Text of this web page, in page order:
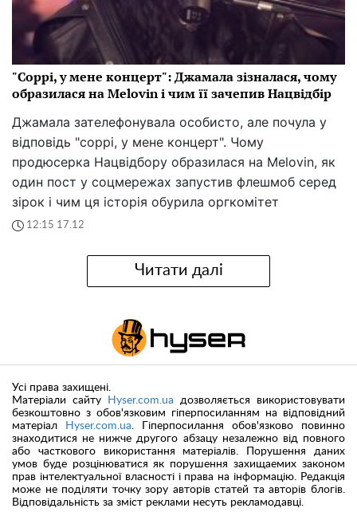
"Соррі, у мене концерт": Джамала зізналася, чому
образилася на Melovin і чим її зачепив Нацвідбір
Джамала зателефонувала особисто, але почула у
відповідь "соррі, у мене концерт". Чому
продюсерка Нацвідбору образилася на Melovin, як
один пост у соцмережах запустив флешмоб серед
зірок і чим ця історія обурила оргкомітет
12:15 17.12
Читати далі
Усі права захищені.
Матеріали сайту
Hyser.com.ua дозволяється використовувати
безкоштовно з обов'язковим гіперпосиланням на відповідний
матеріал
Hyser.com.ua . Гіперпосилання обов'язково повинно
знаходитися не нижче другого абзацу незалежно від повного
або часткового використання матеріалів. Порушення даних
умов буде розцінюватися як порушення захищаемих законом
прав інтелектуальної власності і права на інформацію. Редакція
може не поділяти точку зору авторів статей та авторів блогів.
Відповідальність за зміст реклами несуть рекламодавці.